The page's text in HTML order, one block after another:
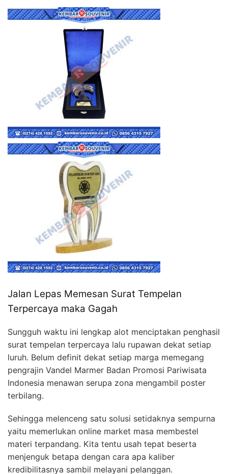
Jalan Lepas Memesan Surat Tempelan
Terpercaya maka Gagah
Sungguh waktu ini lengkap alot menciptakan penghasil
surat tempelan terpercaya lalu rupawan dekat setiap
luruh. Belum definit dekat setiap marga memegang
pengrajin Vandel Marmer Badan Promosi Pariwisata
Indonesia menawan serupa zona mengambil poster
terbilang.
Sehingga melenceng satu solusi setidaknya sempurna
yaitu memerlukan online market masa membestel
materi terpandang. Kita tentu usah tepat beserta
menjenguk betapa dengan cara apa kaliber
kredibilitasnya sambil melayani pelanggan.